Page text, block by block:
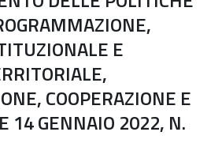
E
COOPERAZIONE E
14 GENNAIO 2022, N.